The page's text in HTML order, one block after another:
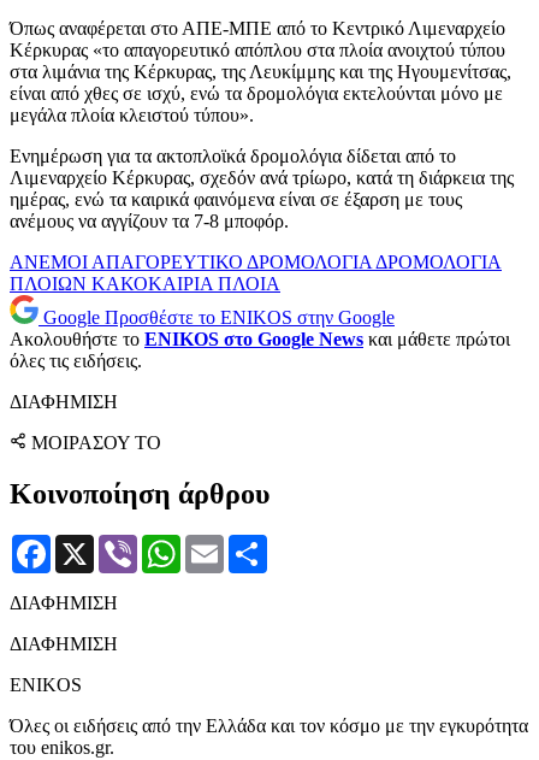
Όπως αναφέρεται στο ΑΠΕ-ΜΠΕ από το Κεντρικό Λιμεναρχείο
Κέρκυρας «το απαγορευτικό απόπλου στα πλοία ανοιχτού τύπου
στα λιμάνια της Κέρκυρας, της Λευκίμμης και της Ηγουμενίτσας,
είναι από χθες σε ισχύ, ενώ τα δρομολόγια εκτελούνται μόνο με
μεγάλα πλοία κλειστού τύπου».
Ενημέρωση για τα ακτοπλοϊκά δρομολόγια δίδεται από το
Λιμεναρχείο Κέρκυρας, σχεδόν ανά τρίωρο, κατά τη διάρκεια της
ημέρας, ενώ τα καιρικά φαινόμενα είναι σε έξαρση με τους
ανέμους να αγγίζουν τα 7-8 μποφόρ.
ΑΝΕΜΟΙ ΑΠΑΓΟΡΕΥΤΙΚΟ ΔΡΟΜΟΛΟΓΙΑ ΔΡΟΜΟΛΟΓΙΑ
ΠΛΟΙΩΝ ΚΑΚΟΚΑΙΡΙΑ ΠΛΟΙΑ
Google Προσθέστε το ENIKOS στην Google
Ακολουθήστε το ENIKOS στο Google News και μάθετε πρώτοι
όλες τις ειδήσεις.
ΔΙΑΦΗΜΙΣΗ
ΜΟΙΡΑΣΟΥ ΤΟ
Κοινοποίηση άρθρου
Facebook
X Viber WhatsApp
Email
ΔΙΑΦΗΜΙΣΗ
ΔΙΑΦΗΜΙΣΗ
ENIKOS
Όλες οι ειδήσεις από την Ελλάδα και τον κόσμο με την εγκυρότητα
του enikos.gr.